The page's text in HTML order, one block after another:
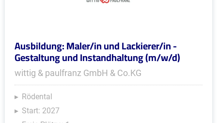
Ausbildung: Maler/in und Lackierer/in -
Gestaltung und Instandhaltung (m/w/d)
wittig & paulfranz GmbH & Co.KG
Rödental
Start: 2027